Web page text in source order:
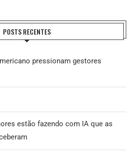
POSTS RECENTES
pressionam gestores
estão fazendo com IA que as